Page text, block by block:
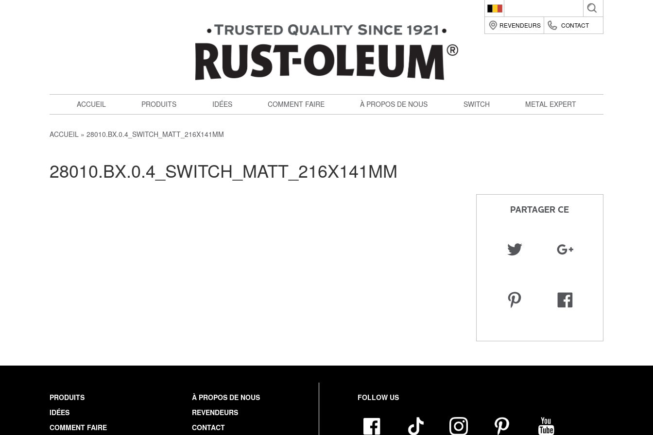
Belgique (fr)
Italia (it)
REVENDEURS CONTACT
ACCUEIL PRODUITS IDÉES COMMENT FAIRE À PROPOS DE NOUS SWITCH METAL EXPERT
ACCUEIL 28010.BX.0.4_SWITCH_MATT_216X141MM
28010.BX.0.4_SWITCH_MATT_216X141MM
PARTAGER CE
PRODUITS
IDÉES
COMMENT FAIRE
À PROPOS DE NOUS
REVENDEURS
CONTACT
FOLLOW US